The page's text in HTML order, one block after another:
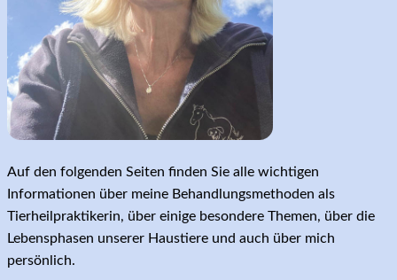
Auf den folgenden Seiten finden Sie alle wichtigen
Informationen über meine Behandlungsmethoden als
Tierheilpraktikerin, über einige besondere Themen, über die
Lebensphasen unserer Haustiere und auch über mich
persönlich.